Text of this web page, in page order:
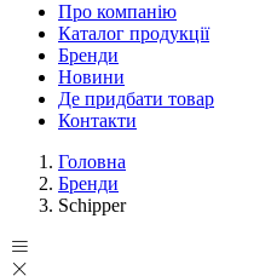
Про компанію
Каталог продукції
Бренди
Новини
Де придбати товар
Контакти
Головна
Бренди
Schipper